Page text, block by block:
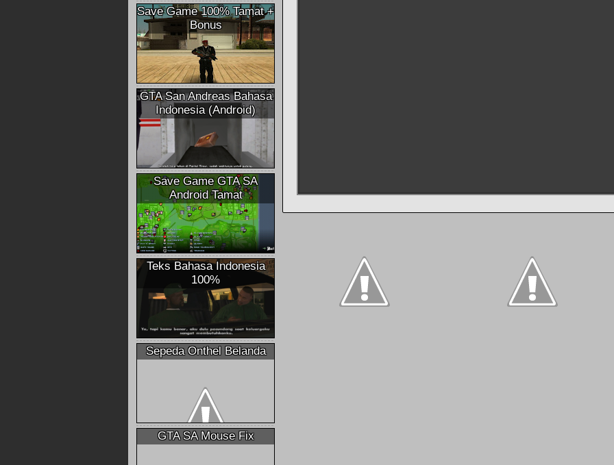
Save Game 100% Tamat +
Bonus
GTA San Andreas Bahasa
Indonesia (Android)
Save Game GTA SA
Android Tamat
Teks Bahasa Indonesia
100%
Sepeda Onthel Belanda
GTA SA Mouse Fix